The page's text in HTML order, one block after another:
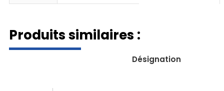
Produits similaires :
Désignation